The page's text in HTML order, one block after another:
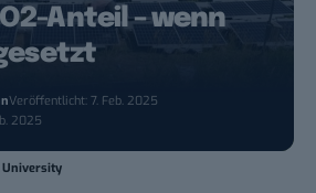
Anteil – wenn
Veröffentlicht: 7. Feb. 2025
2025
University